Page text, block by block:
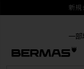
新
一